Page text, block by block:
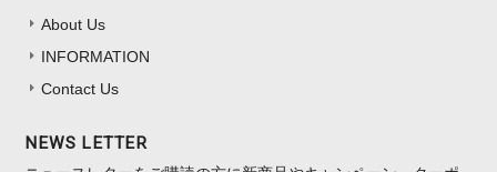
About Us
INFORMATION
Contact Us
NEWS LETTER